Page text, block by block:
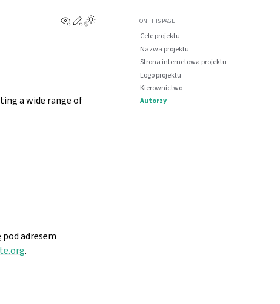
View this page
Edit this page
Toggle Light / Dark / Auto color theme
a wide range of
pod adresem
.
ON THIS PAGE
Cele projektu
Nazwa projektu
Strona internetowa projektu
Logo projektu
Kierownictwo
Autorzy